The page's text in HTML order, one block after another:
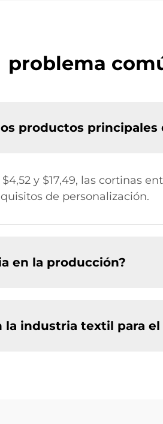
problema
productos principales
y $17,49, las cortinas
de personalización.
en la producción?
la industria textil para